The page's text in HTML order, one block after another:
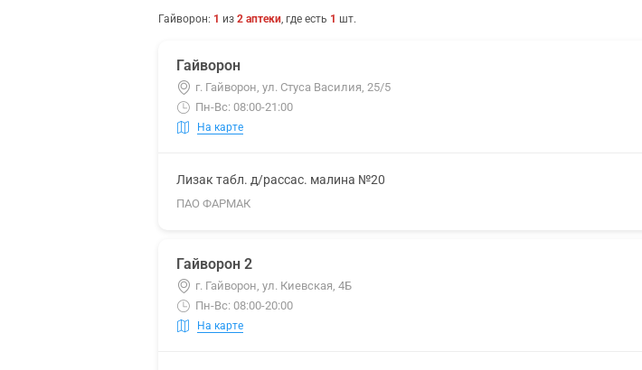
Гайворон: 1 из 2 аптеки, где есть 1 шт.
Гайворон
г. Гайворон, ул. Стуса Василия, 25/5
Пн-Вс: 08:00-21:00
На карте
Лизак табл. д/рассас. малина №20
ПАО ФАРМАК
Гайворон 2
г. Гайворон, ул. Киевская, 4Б
Пн-Вс: 08:00-20:00
На карте